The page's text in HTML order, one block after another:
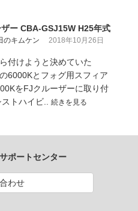
ー CBA-GSJ15W H25年式
のキムケン 2018年10月26日
付けようと決めていた
6000Kとフォグ用スフィア
をFJクルーザーに取り付
トハイビ.. 続きを見る
ポートセンター
わせ